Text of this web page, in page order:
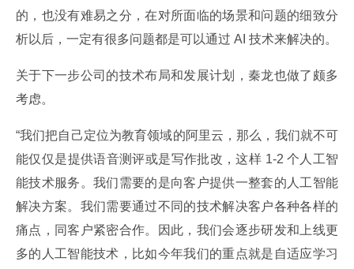
的，也没有难易之分，在对所面临的场景和问题的细致分
析以后，一定有很多问题都是可以通过 AI 技术来解决的。
关于下一步公司的技术布局和发展计划，秦龙也做了颇多
考虑。
“我们把自己定位为教育领域的阿里云，那么，我们就不可
能仅仅是提供语音测评或是写作批改，这样 1-2 个人工智
能技术服务。我们需要的是向客户提供一整套的人工智能
解决方案。我们需要通过不同的技术解决客户各种各样的
痛点，同客户紧密合作。因此，我们会逐步研发和上线更
多的人工智能技术，比如今年我们的重点就是自适应学习